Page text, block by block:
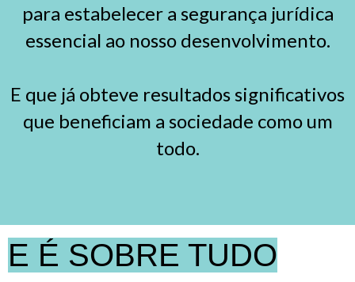
para estabelecer a segurança jurídica
essencial ao nosso desenvolvimento.
E que já obteve resultados significativos
que beneficiam a sociedade como um
todo.
E É SOBRE TUDO